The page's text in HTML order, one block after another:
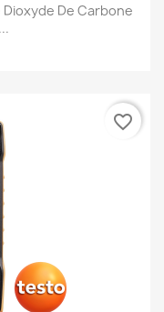
De Carbone
favorite_border